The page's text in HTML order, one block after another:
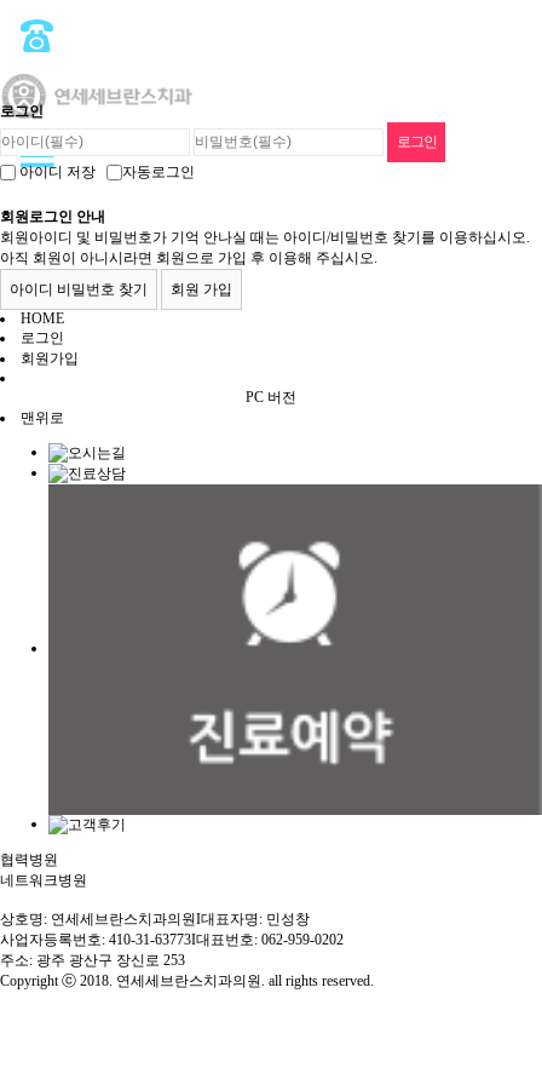
로그인
아이디 저장 자동로그인
회원로그인 안내
회원아이디 및 비밀번호가 기억 안나실 때는 아이디/비밀번호 찾기를 이용하십시오.
아직 회원이 아니시라면 회원으로 가입 후 이용해 주십시오.
아이디 비밀번호 찾기
회원 가입
HOME
로그인
회원가입
PC 버전
맨위로
협력병원
네트워크병원
상호명: 연세세브란스치과의원I대표자명: 민성창
사업자등록번호: 410-31-63773I대표번호: 062-959-0202
주소: 광주 광산구 장신로 253
Copyright ⓒ 2018. 연세세브란스치과의원. all rights reserved.